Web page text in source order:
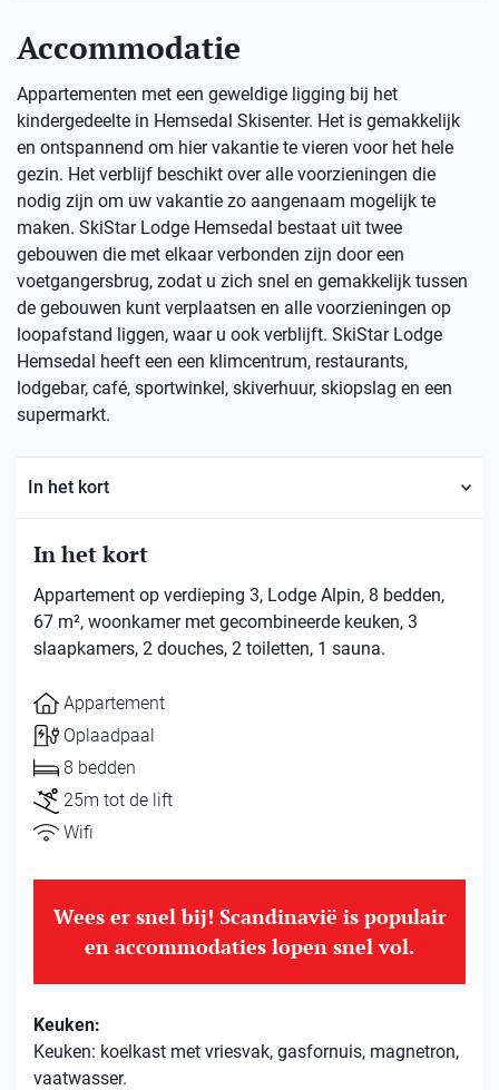
Accommodatie
Appartementen met een geweldige ligging bij het
kindergedeelte in Hemsedal Skisenter. Het is gemakkelijk
en ontspannend om hier vakantie te vieren voor het hele
gezin. Het verblijf beschikt over alle voorzieningen die
nodig zijn om uw vakantie zo aangenaam mogelijk te
maken. SkiStar Lodge Hemsedal bestaat uit twee
gebouwen die met elkaar verbonden zijn door een
voetgangersbrug, zodat u zich snel en gemakkelijk tussen
de gebouwen kunt verplaatsen en alle voorzieningen op
loopafstand liggen, waar u ook verblijft. SkiStar Lodge
Hemsedal heeft een een klimcentrum, restaurants,
lodgebar, café, sportwinkel, skiverhuur, skiopslag en een
supermarkt.
In het kort
In het kort
Appartement op verdieping 3, Lodge Alpin, 8 bedden,
67 m², woonkamer met gecombineerde keuken, 3
slaapkamers, 2 douches, 2 toiletten, 1 sauna.
Appartement
Oplaadpaal
8 bedden
25m tot de lift
Wifi
Wees er snel bij! Scandinavië is populair
en accommodaties lopen snel vol.
Keuken:
Keuken: koelkast met vriesvak, gasfornuis, magnetron,
vaatwasser.